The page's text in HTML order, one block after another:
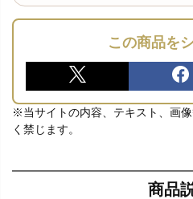
この商品を
※当サイトの内容、テキスト、画
く禁じます。
商品